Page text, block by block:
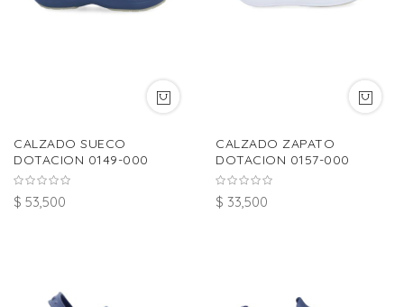
CALZADO SUECO
DOTACION 0149-000
$ 53,500
CALZADO ZAPATO
DOTACION 0157-000
$ 33,500